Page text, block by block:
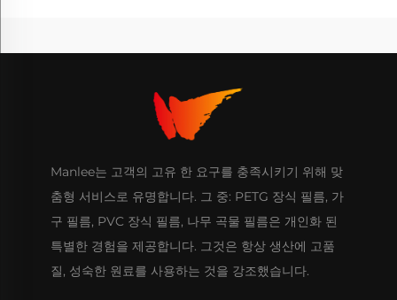
Manlee는 고객의 고유 한 요구를 충족시키기 위해 맞
춤형 서비스로 유명합니다. 그 중: PETG 장식 필름, 가
구 필름, PVC 장식 필름, 나무 곡물 필름은 개인화 된
특별한 경험을 제공합니다. 그것은 항상 생산에 고품
질, 성숙한 원료를 사용하는 것을 강조했습니다.